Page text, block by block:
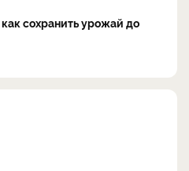
сохранить урожай до